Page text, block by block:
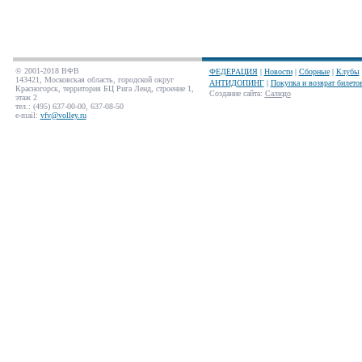
© 2001-2018 ВФВ
143421, Московская область, городской округ
Красногорск, территория БЦ Рига Ленд, строение 1,
этаж 2
тел.: (495) 637-00-00, 637-08-50
e-mail: vfv@volley.ru
ФЕДЕРАЦИЯ| Новости| Сборные| Клубы
АНТИДОПИНГ| Покупка и возврат
Создание сайта: Салюдо